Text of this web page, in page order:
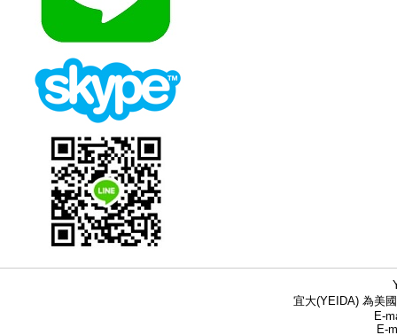
宜大(YEIDA) 為美
E-
E-